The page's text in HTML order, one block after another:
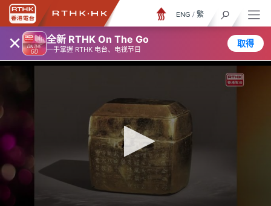
× 全新 RTHK On The Go
一手掌握 RTHK 电台、电视节目
取得
ENG / 繁